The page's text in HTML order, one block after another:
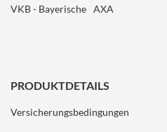
VKB - Bayerische AXA
PRODUKTDETAILS
Versicherungsbedingungen